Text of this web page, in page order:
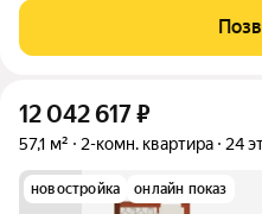
районе в границах улиц
Вольская, Витебская.
12 042 617₽
57,1 м² 2-комн. квартира 24
новостройка онлайн показ